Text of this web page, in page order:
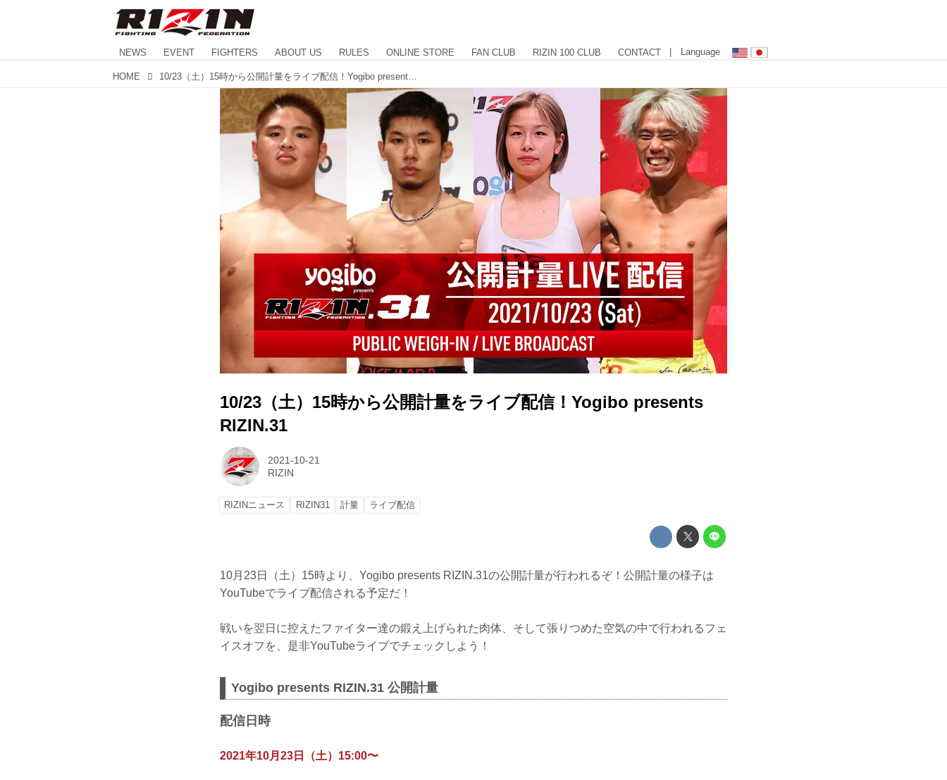
NEWS EVENT FIGHTERS ABOUT US RULES ONLINE STORE FAN CLUB RIZIN 100 CLUB CONTACT | Language
HOME
10/23（土）15時から公開計量をライブ配信！Yogibo presents
RIZIN.31
2021-10-21
RIZIN
RIZINニュース RIZIN31 計量 ライブ配信
10月23日（土）15時より、Yogibo presents RIZIN.31の公開計量が行われるぞ！公開計量の様子は
YouTubeでライブ配信される予定だ！
戦いを翌日に控えたファイター達の鍛え上げられた肉体、そして張りつめた空気の中で行われるフェ
イスオフを、是非YouTubeライブでチェックしよう！
Yogibo presents RIZIN.31 公開計量
配信日時
2021年10月23日（土）15:00〜